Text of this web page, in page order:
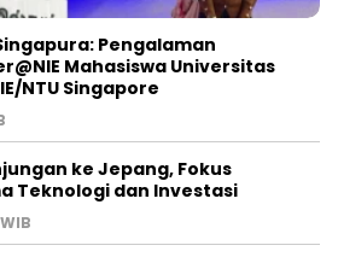
Pengalaman
Mahasiswa Universitas
NTU Singapore
ke Jepang, Fokus
Teknologi dan Investasi